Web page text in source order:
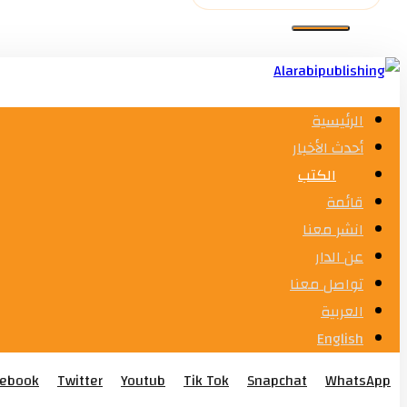
الرئيسية
أحدث الأخبار
الكتب
قائمة
انشر معنا
عن الدار
تواصل معنا
العربية
English
Twitter Youtub Tik Tok Snapchat
WhatsApp